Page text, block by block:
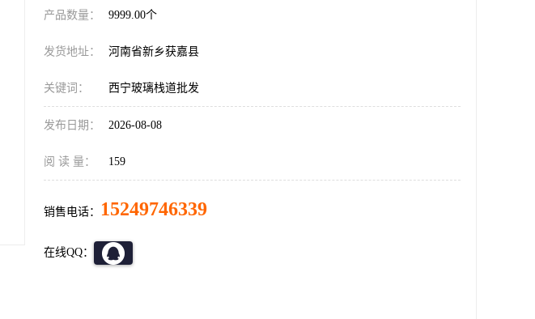
产品数量： 9999.00个
发货地址： 河南省新乡获嘉县
关键词： 西宁玻璃栈道批发
发布日期： 2026-08-08
阅 读 量： 159
销售电话： 15249746339
在线QQ：